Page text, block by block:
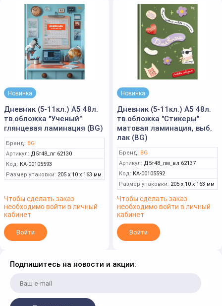
Новинка
Дневник (5-11кл.) А5 48л.
тв.обложка "Ученый"
глянцевая ламинация (BG)
Бренд: BG
Артикул: Д5т48_лг 62130
Код: КА-00105593
Размер упаковки: 205 x 10 x 163 мм
Чтобы сделать заказ
необходимо войти в личный
кабинет
Войти
Новинка
Дневник (5-11кл.) А5 48л.
тв.обложка "Стикеры"
матовая ламинация, выб.
лак (BG)
Бренд: BG
Артикул: Д5т48_лм_вл 62137
Код: КА-00105592
Размер упаковки: 205 x 10 x 163 мм
Чтобы сделать заказ
необходимо войти в личный
кабинет
Войти
Подпишитесь на новости и акции: